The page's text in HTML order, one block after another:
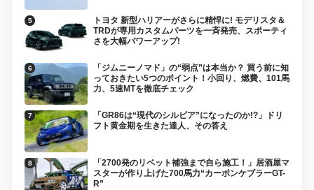
トヨタ 新型ハリアーがさらに精悍に! モデリスタ＆
TRDが専用カスタムパーツを一斉発売、スポーティ
さを大幅パワーアップ!
「ジムニーノマド」の“弱点”は本当か？ 買う前に知
っておきたい5つのポイント！小回り、燃費、101馬
力、5速MTを徹底チェック
「GR86は“現代のシルビア”になったのか!?」ドリ
フト黄金期を生きた達人、その答え
「2700発のリベット補強まで自ら施工！」居酒屋マ
スターが作り上げた700馬力“カーボンケブラーGT-
R”